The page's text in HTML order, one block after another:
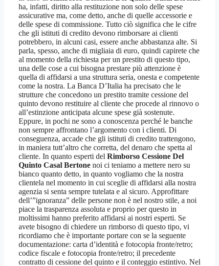
ha, infatti, diritto alla restituzione non solo delle spese
assicurative ma, come detto, anche di quelle accessorie e
delle spese di commissione. Tutto ciò significa che le cifre
che gli istituti di credito devono rimborsare ai clienti
potrebbero, in alcuni casi, essere anche abbastanza alte. Si
parla, spesso, anche di migliaia di euro, quindi capirete che
al momento della richiesta per un prestito di questo tipo,
una delle cose a cui bisogna prestare più attenzione è
quella di affidarsi a una struttura seria, onesta e competente
come la nostra. La Banca D’Italia ha precisato che le
strutture che concedono un prestito tramite cessione del
quinto devono restituire al cliente che procede al rinnovo o
all’estinzione anticipata alcune spese già sostenute.
Eppure, in pochi ne sono a conoscenza perché le banche
non sempre affrontano l’argomento con i clienti. Di
conseguenza, accade che gli istituti di credito trattengono,
in maniera tutt’altro che corretta, del denaro che spetta al
cliente. In quanto esperti del Rimborso Cessione Del
Quinto Casal Bertone noi ci teniamo a mettere nero su
bianco quanto detto, in quanto vogliamo che la nostra
clientela nel momento in cui sceglie di affidarsi alla nostra
agenzia si senta sempre tutelata e al sicuro. Approfittare
dell’”ignoranza” delle persone non è nel nostro stile, a noi
piace la trasparenza assoluta e proprio per questo in
moltissimi hanno preferito affidarsi ai nostri esperti. Se
avete bisogno di chiedere un rimborso di questo tipo, vi
ricordiamo che è importante portare con se la seguente
documentazione: carta d’identità e fotocopia fronte/retro;
codice fiscale e fotocopia fronte/retro; il precedente
contratto di cessione del quinto e il conteggio estintivo. Nel